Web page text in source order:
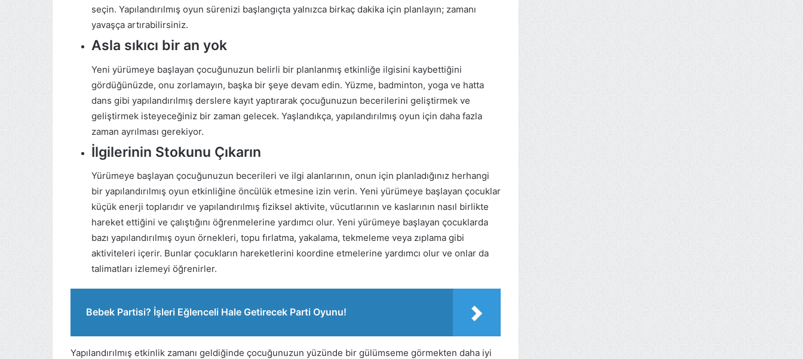
seçin. Yapılandırılmış oyun sürenizi başlangıçta yalnızca birkaç dakika için planlayın; zamanı
yavaşça artırabilirsiniz.
Asla sıkıcı bir an yok
Yeni yürümeye başlayan çocuğunuzun belirli bir planlanmış etkinliğe ilgisini kaybettiğini
gördüğünüzde, onu zorlamayın, başka bir şeye devam edin. Yüzme, badminton, yoga ve hatta
dans gibi yapılandırılmış derslere kayıt yaptırarak çocuğunuzun becerilerini geliştirmek ve
geliştirmek isteyeceğiniz bir zaman gelecek. Yaşlandıkça, yapılandırılmış oyun için daha fazla
zaman ayrılması gerekiyor.
İlgilerinin Stokunu Çıkarın
Yürümeye başlayan çocuğunuzun becerileri ve ilgi alanlarının, onun için planladığınız herhangi
bir yapılandırılmış oyun etkinliğine öncülük etmesine izin verin. Yeni yürümeye başlayan çocuklar
küçük enerji toplarıdır ve yapılandırılmış fiziksel aktivite, vücutlarının ve kaslarının nasıl birlikte
hareket ettiğini ve çalıştığını öğrenmelerine yardımcı olur. Yeni yürümeye başlayan çocuklarda
bazı yapılandırılmış oyun örnekleri, topu fırlatma, yakalama, tekmeleme veya zıplama gibi
aktiviteleri içerir. Bunlar çocukların hareketlerini koordine etmelerine yardımcı olur ve onlar da
talimatları izlemeyi öğrenirler.
Bebek Partisi? İşleri Eğlenceli Hale Getirecek Parti Oyunu!
Yapılandırılmış etkinlik zamanı geldiğinde çocuğunuzun yüzünde bir gülümseme görmekten daha iyi